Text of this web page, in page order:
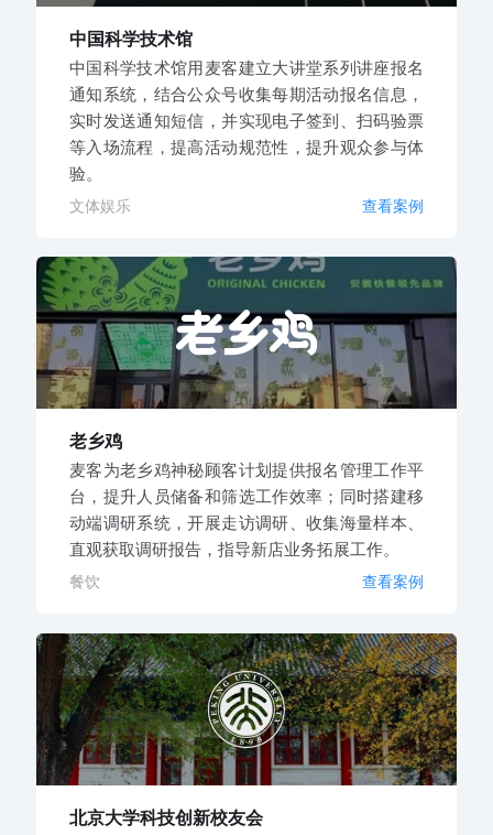
中国科学技术馆
中国科学技术馆用麦客建立大讲堂系列讲座报名
通知系统，结合公众号收集每期活动报名信息，
实时发送通知短信，并实现电子签到、扫码验票
等入场流程，提高活动规范性，提升观众参与体
验。
文体娱乐 查看案例
老乡鸡
麦客为老乡鸡神秘顾客计划提供报名管理工作平
台，提升人员储备和筛选工作效率；同时搭建移
动端调研系统，开展走访调研、收集海量样本、
直观获取调研报告，指导新店业务拓展工作。
餐饮 查看案例
北京大学科技创新校友会